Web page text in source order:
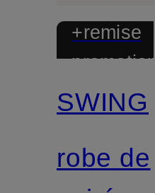
+remise
SWING
robe de